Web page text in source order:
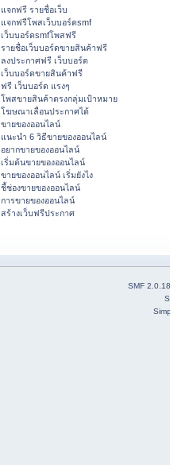
แจกฟรี รายชื่อเว็บ
แจกฟรีโพสเว็บบอร์ดsmf
เว็บบอร์ดsmfโพสฟรี
รายชื่อเว็บบอร์ดขายสินค้าฟรี
ลงประกาศฟรี เว็บบอร์ด
เว็บบอร์ดขายสินค้าฟรี
ฟรี เว็บบอร์ด แรงๆ
โพสขายสินค้าตรงกลุ่มเป้าหมาย
โฆษณาเลื่อนประกาศได้
ขายของออนไลน์
แนะนำ 6 วิธีขายของออนไลน์
อยากขายของออนไลน์
เริ่มต้นขายของออนไลน์
ขายของออนไลน์ เริ่มยังไง
ชี้ช่องขายของออนไลน์
การขายของออนไลน์
สร้างเว็บฟรีประกาศ
SMF 2.0.18